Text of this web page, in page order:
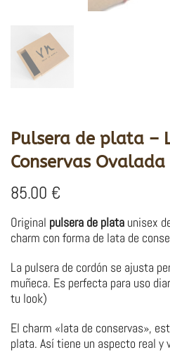
Pulsera de plata –
Conservas Ovalada
85.00 €
Original pulsera de plata unisex
charm con forma de lata de
La pulsera de cordón se ajusta
muñeca. Es perfecta para uso
tu look)
El charm «lata de conservas»,
plata. Así tiene un aspecto real y